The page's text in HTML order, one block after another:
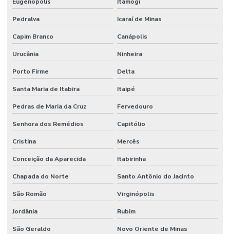
Pedralva Icaraí de Minas
Capim Branco Canápolis
Urucânia Ninheira
Porto Firme Delta
Santa Maria de Itabira Itaipé
Pedras de Maria da Cruz Fervedouro
Senhora dos Remédios Capitólio
Cristina Mercês
Conceição da Aparecida Itabirinha
Chapada do Norte Santo Antônio do Jacinto
São Romão Virginópolis
Jordânia Rubim
São Geraldo Novo Oriente de Minas